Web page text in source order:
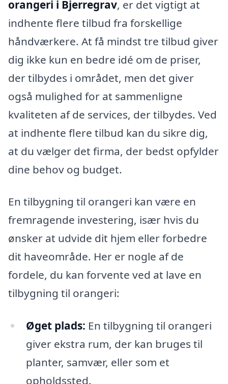
orangeri i Bjerregrav, er det vigtigt at
indhente flere tilbud fra forskellige
håndværkere. At få mindst tre tilbud giver
dig ikke kun en bedre idé om de priser,
der tilbydes i området, men det giver
også mulighed for at sammenligne
kvaliteten af de services, der tilbydes. Ved
at indhente flere tilbud kan du sikre dig,
at du vælger det firma, der bedst opfylder
dine behov og budget.
En tilbygning til orangeri kan være en
fremragende investering, især hvis du
ønsker at udvide dit hjem eller forbedre
dit haveområde. Her er nogle af de
fordele, du kan forvente ved at lave en
tilbygning til orangeri:
Øget plads: En tilbygning til orangeri
giver ekstra rum, der kan bruges til
planter, samvær, eller som et
opholdssted.